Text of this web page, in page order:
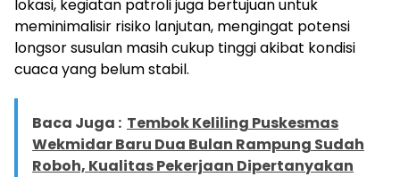
lokasi, kegiatan patroli juga bertujuan untuk
meminimalisir risiko lanjutan, mengingat potensi
longsor susulan masih cukup tinggi akibat kondisi
cuaca yang belum stabil.
Baca Juga : Tembok Keliling Puskesmas
Wekmidar Baru Dua Bulan Rampung Sudah
Roboh, Kualitas Pekerjaan Dipertanyakan